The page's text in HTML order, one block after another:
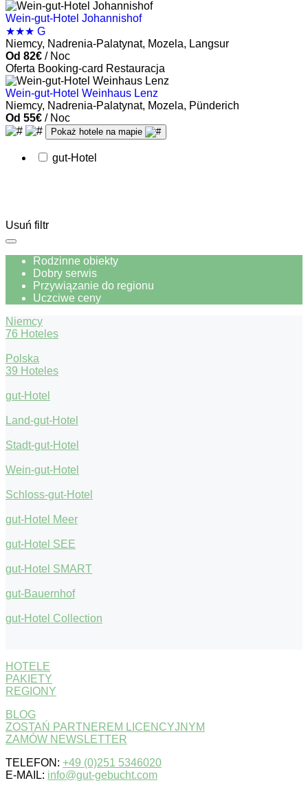
Wein-gut-Hotel Johannishof
★★★ G
Niemcy, Nadrenia-Palatynat, Mozela, Langsur
Od 82€ / Noc
Oferta Booking-card Restauracja
Wein-gut-Hotel Weinhaus Lenz
Niemcy, Nadrenia-Palatynat, Mozela, Pünderich
Od 55€ / Noc
Pokaż hotele na mapie
gut-Hotel
Usuń filtr
Rodzinne obiekty
Dobry serwis
Przywiązanie do regionu
Uczciwe ceny
Niemcy
76 Hoteles
Polska
39 Hoteles
gut-Hotel
Land-gut-Hotel
Stadt-gut-Hotel
Wein-gut-Hotel
Schloss-gut-Hotel
gut-Hotel Meer
gut-Hotel SEE
gut-Hotel SMART
gut-Bauernhof
gut-Hotel Collection
HOTELE
PAKIETY
REGIONY
BLOG
ZOSTAŃ PARTNEREM LICENCYJNYM
ZAMÓW NEWSLETTER
TELEFON: +49 (0)251 5346020
E-MAIL: info@gut-gebucht.com